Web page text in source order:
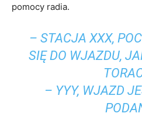
pomocy radia.
– STACJA XXX,
SIĘ DO WJAZDU,
– YYY, WJAZD